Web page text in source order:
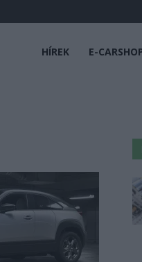
HÍREK E-